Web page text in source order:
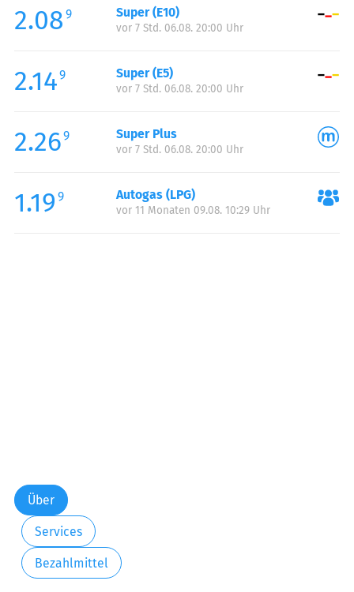
Samstag:
00:00-24:00
Sonntag:
2.08 9 Super (E10)
vor 7 Std. 06.08. 20:00 Uhr
2.149 Super (E5)
vor 7 Std. 06.08. 20:00 Uhr
2.269 Super Plus
vor 7 Std. 06.08. 20:00 Uhr
1.19 9 Autogas (LPG)
vor 11 Monaten 09.08. 10:29 Uhr
Über
Services
Bezahlmittel